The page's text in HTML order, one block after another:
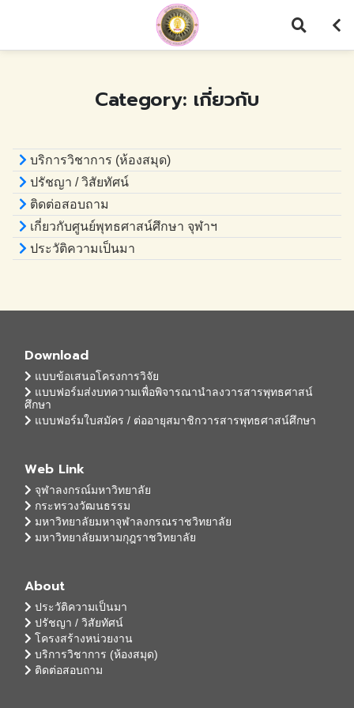
Category: เกี่ยวกับ
บริการวิชาการ (ห้องสมุด)
ปรัชญา / วิสัยทัศน์
ติดต่อสอบถาม
เกี่ยวกับศูนย์พุทธศาสน์ศึกษา จุฬาฯ
ประวัติความเป็นมา
Download
แบบข้อเสนอโครงการวิจัย
แบบฟอร์มส่งบทความเพื่อพิจารณานำลงวารสารพุทธศาสน์
ศึกษา
แบบฟอร์มใบสมัคร / ต่ออายุสมาชิกวารสารพุทธศาสน์ศึกษา
Web Link
จุฬาลงกรณ์มหาวิทยาลัย
กระทรวงวัฒนธรรม
มหาวิทยาลัยมหาจุฬาลงกรณราชวิทยาลัย
มหาวิทยาลัยมหามกุฎราชวิทยาลัย
About
ประวัติความเป็นมา
ปรัชญา / วิสัยทัศน์
โครงสร้างหน่วยงาน
บริการวิชาการ (ห้องสมุด)
ติดต่อสอบถาม